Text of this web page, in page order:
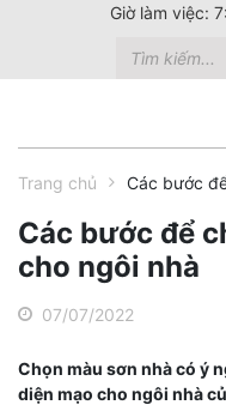
Giờ làm việc:
Trang chủ Các bước
Các bước để
cho ngôi nhà
07/07/2022
Chọn màu sơn nhà có ý
diện mạo cho ngôi nhà